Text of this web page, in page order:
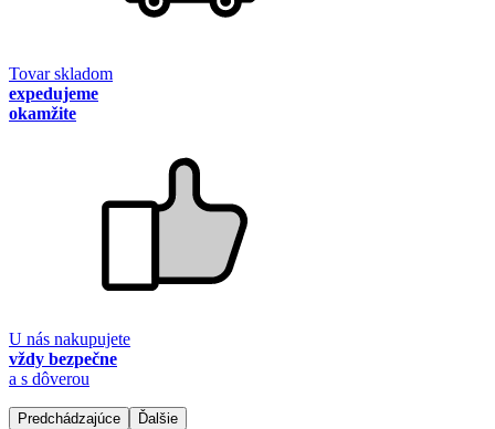
Tovar skladom
expedujeme
okamžite
U nás nakupujete
vždy bezpečne
a s dôverou
Predchádzajúce Ďalšie